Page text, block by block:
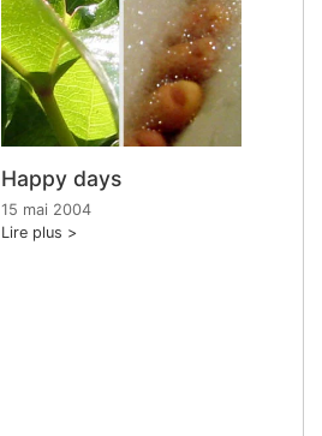
Happy days
15 mai 2004
Lire plus